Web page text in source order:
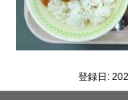
登録日: